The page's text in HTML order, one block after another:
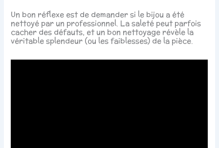
Un bon réflexe est de demander si le bijou a été
nettoyé par un professionnel. La saleté peut parfois
cacher des défauts, et un bon nettoyage révèle la
véritable splendeur (ou les faiblesses) de la pièce.